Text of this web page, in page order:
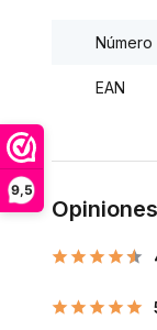
9,5
Número
EAN
Opiniones